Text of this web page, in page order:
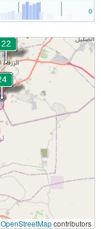
0
OpenStreetMapcontributors